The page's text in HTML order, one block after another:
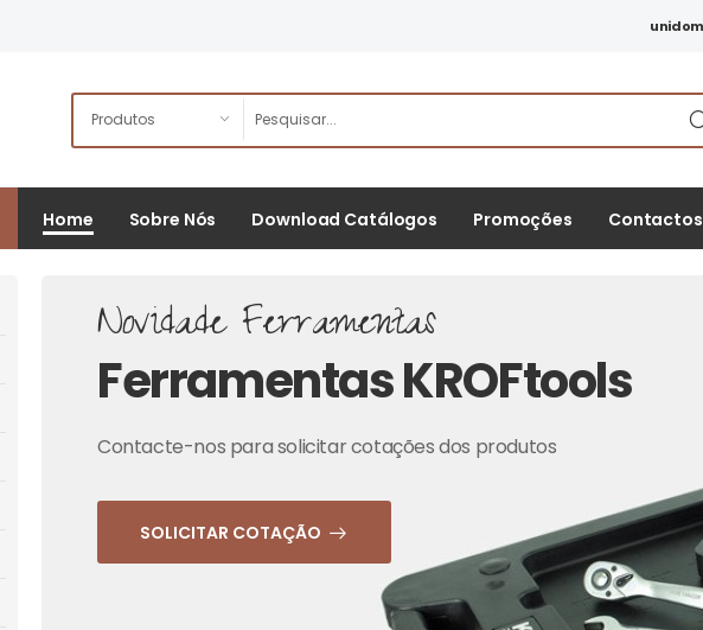
Home Sobre Nós Download Catálogos Promoções Contactos
Novidade Ferramentas
Ferramentas KROFtools
Contacte-nos para solicitar cotações dos produtos
SOLICITAR COTAÇÃO